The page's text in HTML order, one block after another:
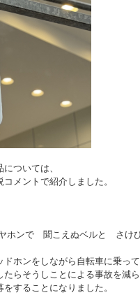
ついては、
メントで紹介しました。
ホンで 聞こえぬベルと さけ
ホンをしながら自転車に乗っ
らそうしことによる事故を減
することになりました。